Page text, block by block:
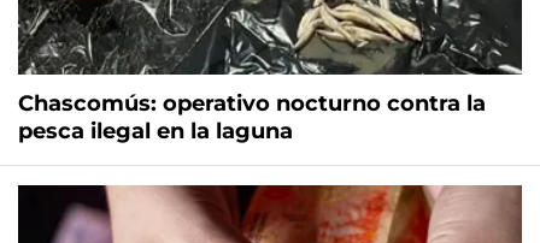
Chascomús: operativo nocturno contra la
pesca ilegal en la laguna